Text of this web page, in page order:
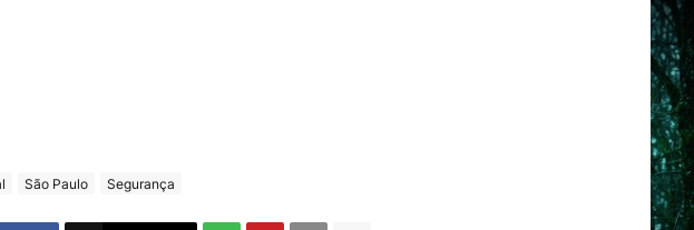
São Paulo Segurança